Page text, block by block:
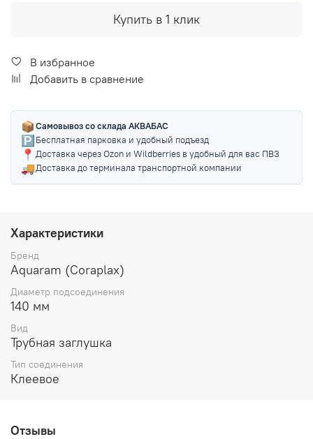
Купить в 1 клик
В избранное
Добавить в сравнение
📦Самовывоз со склада АКВАБАС
🅿️ Бесплатная парковка и удобный подъезд
📍 Доставка через Ozon и Wildberries в удобный для вас ПВЗ
🚚Доставка до терминала транспортной компании
Характеристики
Бренд
Aquaram (Coraplax)
Диаметр подсоединения
140 мм
Вид
Трубная заглушка
Тип соединения
Клеевое
Отзывы